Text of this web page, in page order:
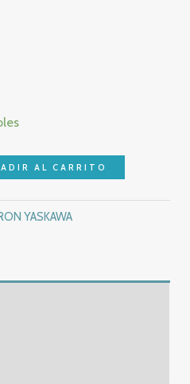
AL CARRITO
YASKAWA